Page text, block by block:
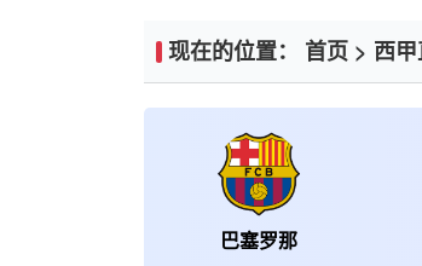
现在的位置： 首页 > 西
巴塞罗那